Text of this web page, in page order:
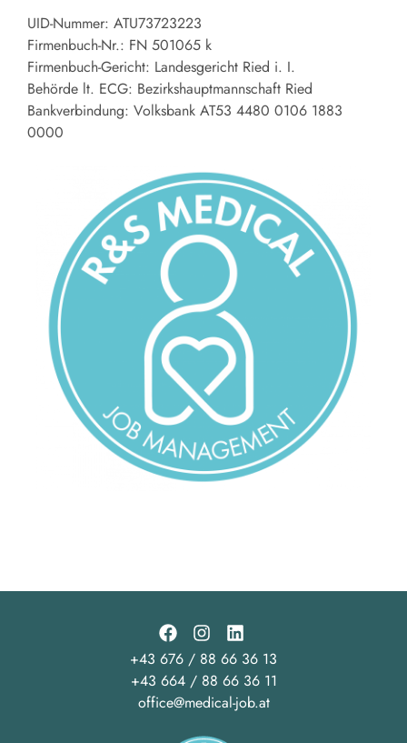
UID-Nummer: ATU73723223
Firmenbuch-Nr.: FN 501065 k
Firmenbuch-Gericht: Landesgericht Ried i. I.
Behörde lt. ECG: Bezirkshauptmannschaft Ried
Bankverbindung: Volksbank AT53 4480 0106 1883
0000
+43 676 / 88 66 36 13
+43 664 / 88 66 36 11
office@medical-job.at